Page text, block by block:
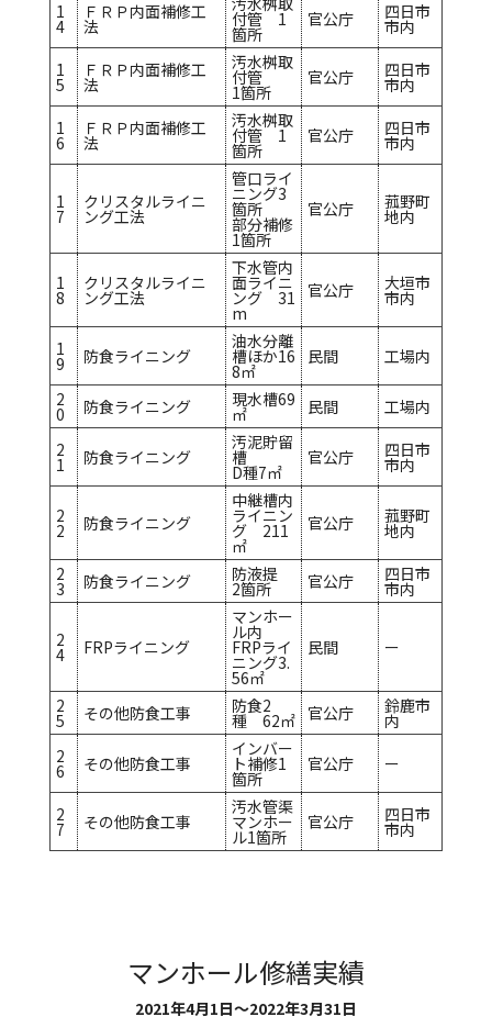
1
4
ＦＲＰ内面補修工
法 付管 1
箇所
官公庁 四日市
市内
1
5
ＦＲＰ内面補修工
法
汚水桝取
付管
1箇所
官公庁 四日市
市内
1
6
ＦＲＰ内面補修工
法
汚水桝取
付管 1
箇所
官公庁 四日市
市内
1
7
クリスタルライニ
ング工法
管口ライ
ニング3
箇所
部分補修
1箇所
官公庁 菰野町
地内
1
8
クリスタルライニ
ング工法
下水管内
面ライニ
ング 31
m
官公庁 大垣市
市内
1
9 防食ライニング
油水分離
槽ほか16
8㎡
民間
工場内
2
0 防食ライニング 現水槽69
㎡ 民間
工場内
2
1 防食ライニング
汚泥貯留
槽
D種7㎡
官公庁 四日市
市内
2
2 防食ライニング
中継槽内
ライニン
グ 211
㎡
官公庁 菰野町
地内
2
3 防食ライニング 防液提
2箇所 官公庁 四日市
市内
2
4 FRPライニング
マンホー
ル内
FRPライ
ニング3.
56㎡
民間 ー
2
5 その他防食工事 防食2
種 62㎡ 官公庁 鈴鹿市
内
2
6 その他防食工事
インバー
ト補修1
箇所
官公庁 ー
2
7 その他防食工事
汚水管渠
マンホー
ル1箇所
官公庁 四日市
市内
マンホール修繕実績
2021年4月1日～2022年3月31日